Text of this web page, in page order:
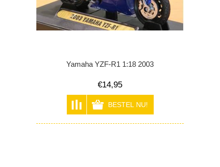
Yamaha YZF-R1 1:18 2003
€14,95